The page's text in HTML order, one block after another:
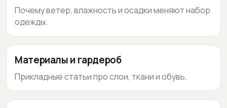
Почему ветер, влажность и осадки меняют набор
одежды.
Материалы и гардероб
Прикладные статьи про слои, ткани и обувь.